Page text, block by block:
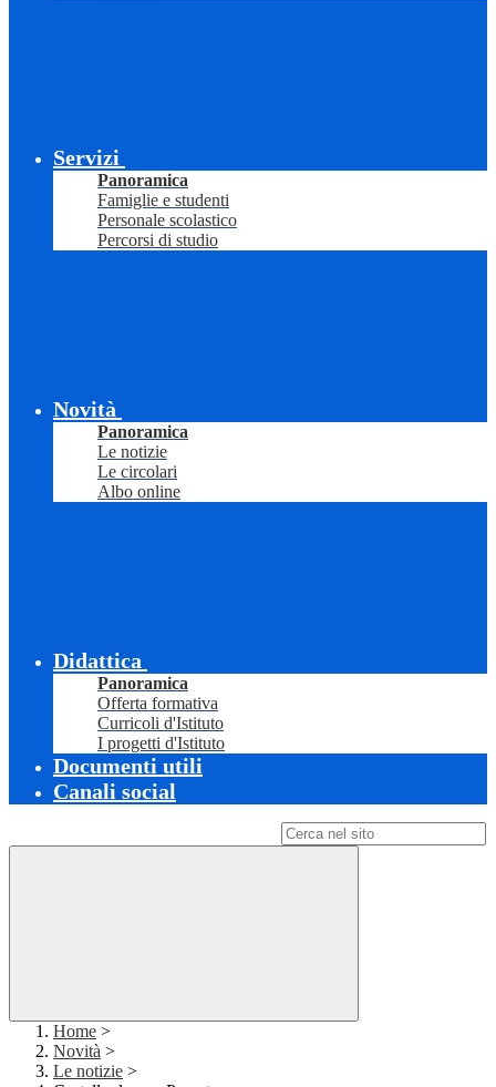
Servizi
Panoramica
Famiglie e studenti
Personale scolastico
Percorsi di studio
Novità
Panoramica
Le notizie
Le circolari
Albo online
Didattica
Panoramica
Offerta formativa
Curricoli d'Istituto
I progetti d'Istituto
Documenti utili
Canali social
Home >
Novità >
Le notizie >